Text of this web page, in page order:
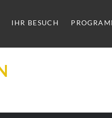
IHR BESUCH